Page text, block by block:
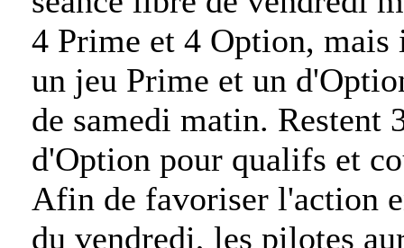
4 Prime et 4 Option,
un jeu Prime et un
de samedi matin. Restent
d'Option pour qualifs et
Afin de favoriser l'action
du vendredi, les pilotes